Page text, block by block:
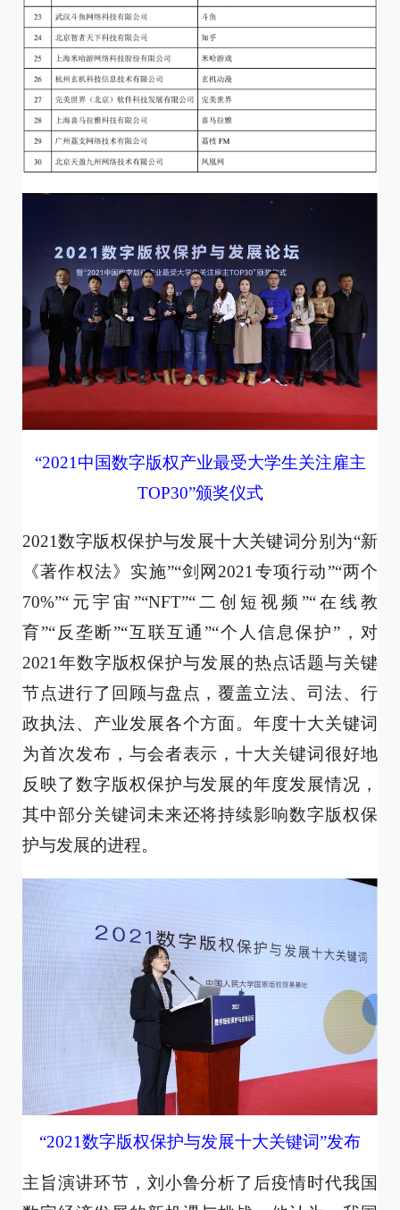
“2021中国数字版权产业最受大学生关注雇主
TOP30”颁奖仪式
2021数字版权保护与发展十大关键词分别为“新
《著作权法》实施”“剑网2021专项行动”“两个
70%”“元宇宙”“NFT”“二创短视频”“在线教
育”“反垄断”“互联互通”“个人信息保护”，对
2021年数字版权保护与发展的热点话题与关键
节点进行了回顾与盘点，覆盖立法、司法、行
政执法、产业发展各个方面。年度十大关键词
为首次发布，与会者表示，十大关键词很好地
反映了数字版权保护与发展的年度发展情况，
其中部分关键词未来还将持续影响数字版权保
护与发展的进程。
“2021数字版权保护与发展十大关键词”发布
主旨演讲环节，刘小鲁分析了后疫情时代我国